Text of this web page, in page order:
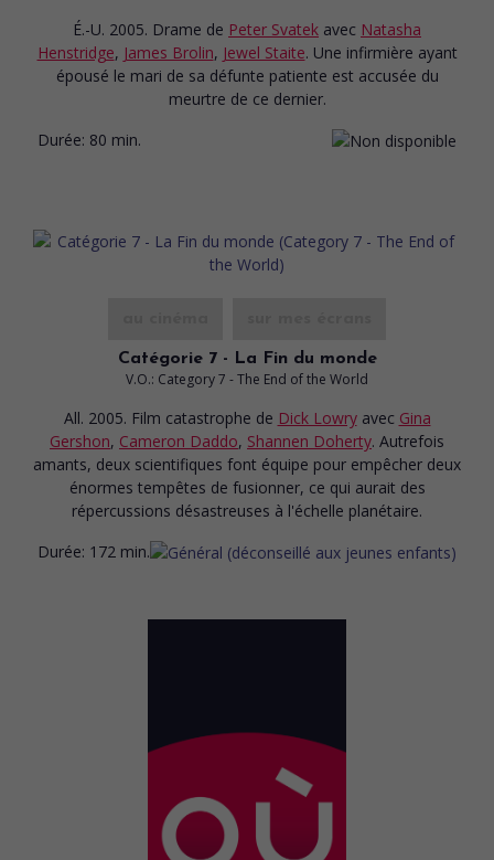
É.-U. 2005. Drame de Peter Svatek avec Natasha
Henstridge, James Brolin, Jewel Staite. Une infirmière ayant
épousé le mari de sa défunte patiente est accusée du
meurtre de ce dernier.
Durée: 80 min.
Catégorie 7 - La Fin du monde
V.O.: Category 7 - The End of the World
All. 2005. Film catastrophe de Dick Lowry avec Gina
Gershon, Cameron Daddo, Shannen Doherty. Autrefois
amants, deux scientifiques font équipe pour empêcher deux
énormes tempêtes de fusionner, ce qui aurait des
répercussions désastreuses à l'échelle planétaire.
Durée: 172 min.